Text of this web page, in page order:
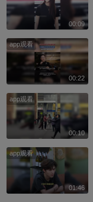
00:09
app观看
00:22
app观看
00:10
app观看
01:46